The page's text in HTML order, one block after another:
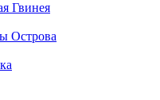
Гвинея
Острова